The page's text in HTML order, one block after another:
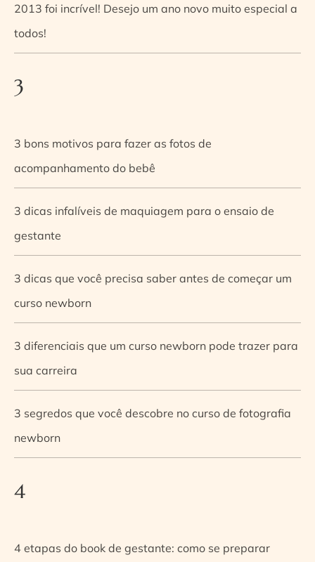
2013 foi incrível! Desejo um ano novo muito especial a
todos!
3
3 bons motivos para fazer as fotos de
acompanhamento do bebê
3 dicas infalíveis de maquiagem para o ensaio de
gestante
3 dicas que você precisa saber antes de começar um
curso newborn
3 diferenciais que um curso newborn pode trazer para
sua carreira
3 segredos que você descobre no curso de fotografia
newborn
4
4 etapas do book de gestante: como se preparar